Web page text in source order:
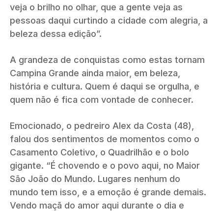
veja o brilho no olhar, que a gente veja as
pessoas daqui curtindo a cidade com alegria, a
beleza dessa edição”.
A grandeza de conquistas como estas tornam
Campina Grande ainda maior, em beleza,
história e cultura. Quem é daqui se orgulha, e
quem não é fica com vontade de conhecer.
Emocionado, o pedreiro Alex da Costa (48),
falou dos sentimentos de momentos como o
Casamento Coletivo, o Quadrilhão e o bolo
gigante. “É chovendo e o povo aqui, no Maior
São João do Mundo. Lugares nenhum do
mundo tem isso, e a emoção é grande demais.
Vendo maçã do amor aqui durante o dia e